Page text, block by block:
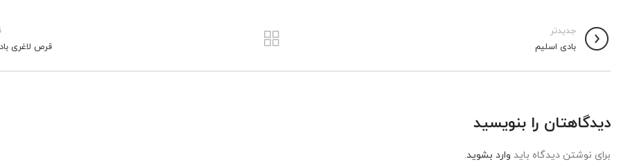
جدیدتر
بادی اسلیم
قرص لاغری
دیدگاهتان را بنویسید
برای نوشتن دیدگاه باید وارد بشوید.